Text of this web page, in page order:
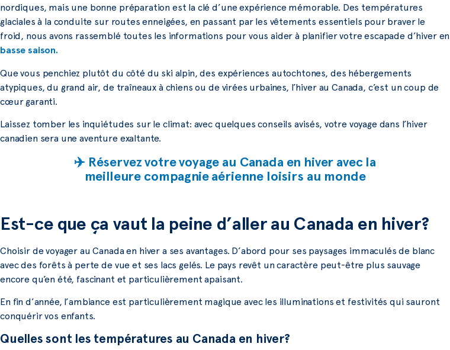
nordiques, mais une bonne préparation est la clé d’une expérience mémorable. Des températures
glaciales à la conduite sur routes enneigées, en passant par les vêtements essentiels pour braver le
froid, nous avons rassemblé toutes les informations pour vous aider à planifier votre escapade d’hiver en
basse saison.
Que vous penchiez plutôt du côté du ski alpin, des expériences autochtones, des hébergements
atypiques, du grand air, de traîneaux à chiens ou de virées urbaines, l’hiver au Canada, c’est un coup de
cœur garanti.
Laissez tomber les inquiétudes sur le climat: avec quelques conseils avisés, votre voyage dans l’hiver
canadien sera une aventure exaltante.
✈️ Réservez votre voyage au Canada en hiver avec la
meilleure compagnie aérienne loisirs au monde
Est-ce que ça vaut la peine d’aller au Canada en hiver?
Choisir de voyager au Canada en hiver a ses avantages. D’abord pour ses paysages immaculés de blanc
avec des forêts à perte de vue et ses lacs gelés. Le pays revêt un caractère peut-être plus sauvage
encore qu’en été, fascinant et particulièrement apaisant.
En fin d’année, l’ambiance est particulièrement magique avec les illuminations et festivités qui sauront
conquérir vos enfants.
Quelles sont les températures au Canada en hiver?